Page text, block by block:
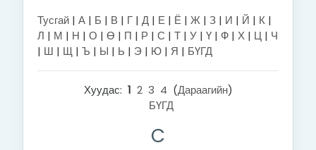
Тусгай | А | Б | В | Г | Д | Е | Ё | Ж | З | И | Й | К |
Л | М | Н | О | Ө | П | Р | С | Т | У | Ү | Ф | Х | Ц | Ч
| Ш | Щ | Ъ | Ы | Ь | Э | Ю | Я | БҮГД
Хуудас: 1 2 3 4 (Дараагийн)
БҮГД
C